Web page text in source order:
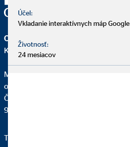
OVB Allfinanz Slovensko a.s.
Kancelária | Skalica
Marián Romančík
okresný riaditeľ pre OVB
Čulenova 2/A
909 01 Skalica
Telefon:
Účel:
Vkladanie interaktívnych máp Google
Životnosť:
24 mesiacov